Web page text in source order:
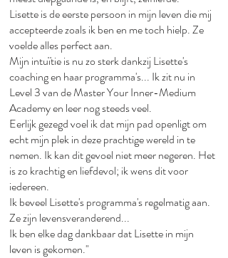
Lisette is de eerste persoon in mijn leven die mij
accepteerde zoals ik ben en me toch hielp. Ze
voelde alles perfect aan.​
Mijn intuïtie is nu zo sterk dankzij Lisette's
coaching en haar programma's... Ik zit nu in
Level 3 van de Master Your Inner-Medium
Academy en leer nog steeds veel.​
Eerlijk gezegd voel ik dat mijn pad openligt om
echt mijn plek in deze prachtige wereld in te
nemen. Ik kan dit gevoel niet meer negeren. Het
is zo krachtig en liefdevol; ik wens dit voor
iedereen.​
Ik beveel Lisette's programma's regelmatig aan.
Ze zijn levensveranderend...​
Ik ben elke dag dankbaar dat Lisette in mijn
leven is gekomen."​